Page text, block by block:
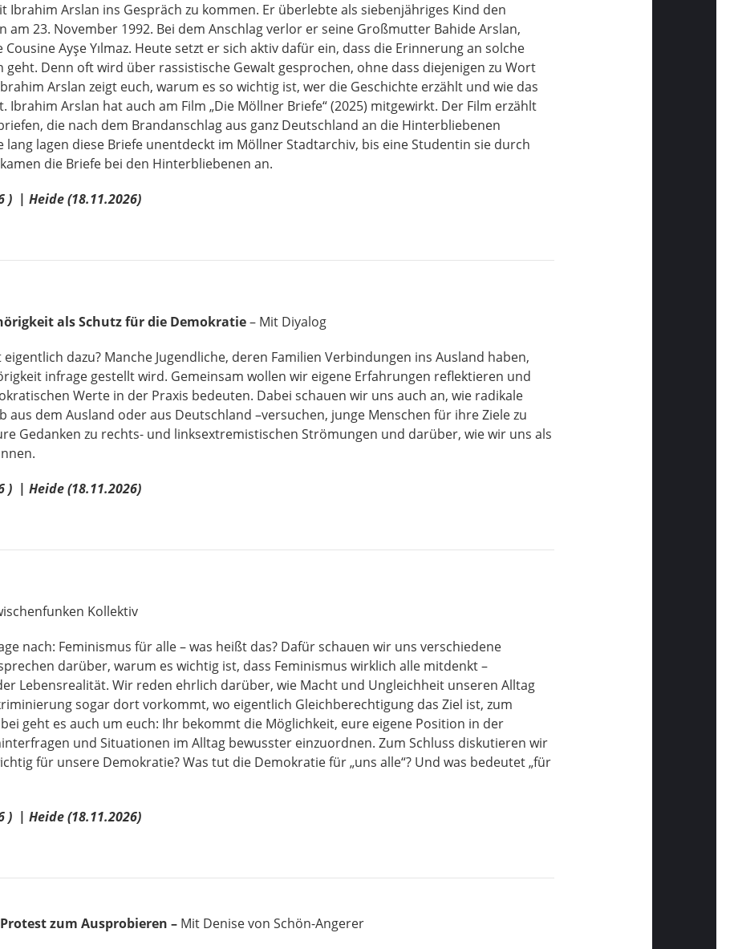
Arslan ins Gespräch zu kommen. Er überlebte als siebenjähriges Kind den
am 23. November 1992. Bei dem Anschlag verlor er seine Großmutter Bahide Arslan,
Ayşe Yılmaz. Heute setzt er sich aktiv dafür ein, dass die Erinnerung an solche
Denn oft wird über rassistische Gewalt gesprochen, ohne dass diejenigen zu Wort
Arslan zeigt euch, warum es so wichtig ist, wer die Geschichte erzählt und wie das
Ibrahim Arslan hat auch am Film „Die Möllner Briefe“ (2025) mitgewirkt. Der Film erzählt
die nach dem Brandanschlag aus ganz Deutschland an die Hinterbliebenen
lang lagen diese Briefe unentdeckt im Möllner Stadtarchiv, bis eine Studentin sie durch
die Briefe bei den Hinterbliebenen an.
) | Heide (18.11.2026)
als Schutz für die Demokratie– Mit Diyalog
dazu? Manche Jugendliche, deren Familien Verbindungen ins Ausland haben,
infrage gestellt wird. Gemeinsam wollen wir eigene Erfahrungen reflektieren und
Werte in der Praxis bedeuten. Dabei schauen wir uns auch an, wie radikale
aus dem Ausland oder aus Deutschland –versuchen, junge Menschen für ihre Ziele zu
Gedanken zu rechts- und linksextremistischen Strömungen und darüber, wie wir uns als
) | Heide (18.11.2026)
Kollektiv
nach: Feminismus für alle – was heißt das? Dafür schauen wir uns verschiedene
darüber, warum es wichtig ist, dass Feminismus wirklich alle mitdenkt –
Lebensrealität. Wir reden ehrlich darüber, wie Macht und Ungleichheit unseren Alltag
sogar dort vorkommt, wo eigentlich Gleichberechtigung das Ziel ist, zum
geht es auch um euch: Ihr bekommt die Möglichkeit, eure eigene Position in der
und Situationen im Alltag bewusster einzuordnen. Zum Schluss diskutieren wir
für unsere Demokratie? Was tut die Demokratie für „uns alle“? Und was bedeutet „für
) | Heide (18.11.2026)
zum Ausprobieren – Mit Denise von Schön-Angerer